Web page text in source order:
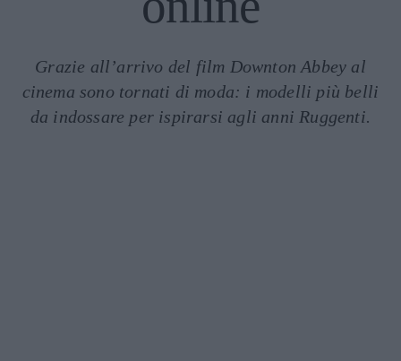
Grazie all’arrivo del film Downton Abbey al
cinema sono tornati di moda: i modelli più belli
da indossare per ispirarsi agli anni Ruggenti.